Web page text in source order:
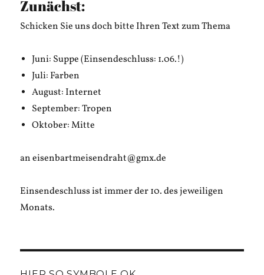
Zunächst:
Schicken Sie uns doch bitte Ihren Text zum Thema
Juni: Suppe (Einsendeschluss: 1.06.!)
Juli: Farben
August: Internet
September: Tropen
Oktober: Mitte
an eisenbartmeisendraht@gmx.de
Einsendeschluss ist immer der 10. des jeweiligen
Monats.